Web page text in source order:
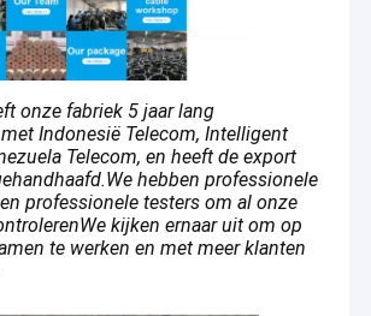
voor optische vezelkabels met klem
onze fabriek 5 jaar lang
Indonesië Telecom, Intelligent
Telecom, en heeft de export
hebben professionele
professionele testers om al onze
kijken ernaar uit om op
te werken en met meer klanten